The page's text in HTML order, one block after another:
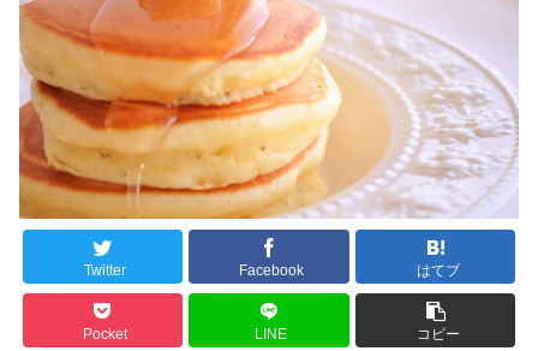
Twitter Facebook はてブ
Pocket LINE コピー